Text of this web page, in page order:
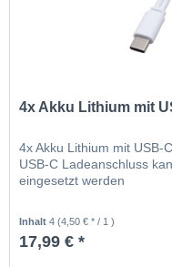
4x Akku Lithium mit
4x Akku Lithium mit USB-
USB-C Ladeanschluss
eingesetzt werden
Inhalt4(4,50 € * / 1 )
17,99 € *